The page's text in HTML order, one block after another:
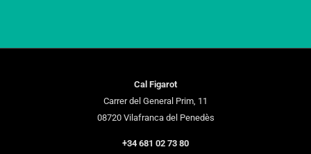
Cal Figarot
Carrer del General Prim, 11
08720 Vilafranca del Penedès
+34 681 02 73 80